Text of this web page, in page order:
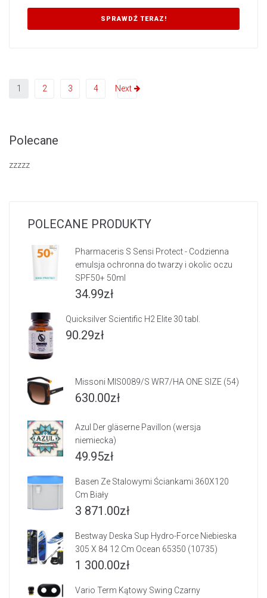
SPRAWDŹ TERAZ!
1 2 3 4 Next
Polecane
zzzzz
POLECANE PRODUKTY
Pharmaceris S Sensi Protect - Codzienna
emulsja ochronna do twarzy i okolic oczu
SPF50+ 50ml
34.99zł
Quicksilver Scientific H2 Elite 30 tabl.
90.29zł
Missoni MIS0089/S WR7/HA ONE SIZE (54)
630.00zł
Azul Der gläserne Pavillon (wersja
niemiecka)
49.95zł
Basen Ze Stalowymi Ściankami 360X120
Cm Biały
3 871.00zł
Bestway Deska Sup Hydro-Force Niebieska
305 X 84 12 Cm Ocean 65350 (10735)
1 300.00zł
Vario Term Kątowy Swing Czarny